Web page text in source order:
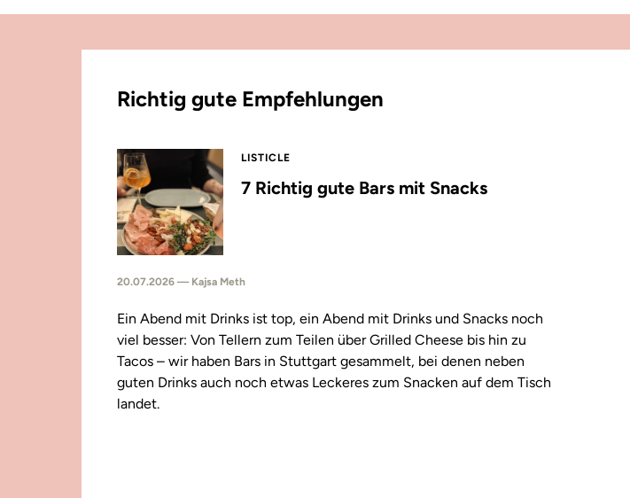
Richtig gute Empfehlungen
LISTICLE
7 Richtig gute Bars mit Snacks
20.07.2026 — Kajsa Meth
Ein Abend mit Drinks ist top, ein Abend mit Drinks und Snacks noch
viel besser: Von Tellern zum Teilen über Grilled Cheese bis hin zu
Tacos – wir haben Bars in Stuttgart gesammelt, bei denen neben
guten Drinks auch noch etwas Leckeres zum Snacken auf dem Tisch
landet.